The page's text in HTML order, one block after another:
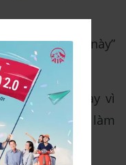
được điều này”
điều này”.
làm đúng” thay vì
và không thể làm